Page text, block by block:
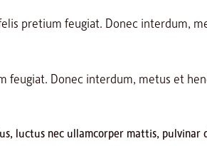
pretium feugiat. Donec interdum,
feugiat. Donec interdum, metus et
luctus nec ullamcorper mattis, pulvinar